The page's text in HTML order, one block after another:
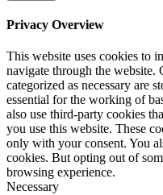
Privacy Overview
This website uses cookies to
navigate through the website.
categorized as necessary are
essential for the working of
also use third-party cookies
you use this website. These
only with your consent. You
cookies. But opting out of
browsing experience.
Necessary